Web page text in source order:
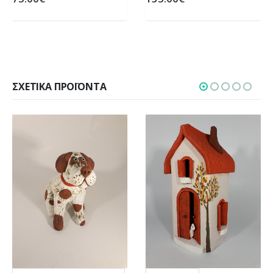
ΣΧΕΤΙΚΆ ΠΡΟΪΌΝΤΑ
Αυτό το προϊόν έχει πολλαπλές παραλλαγές. Οι επιλογές μπορούν να επιλεγούν στη σελίδα του προϊόντος